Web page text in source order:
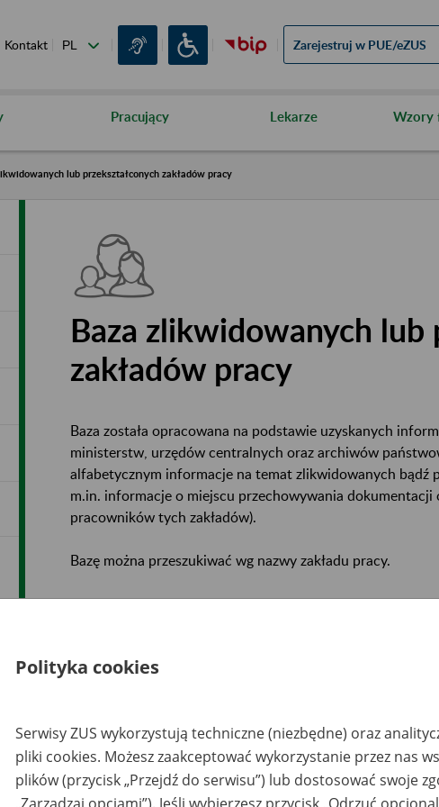
Kontakt Zarejestruj w PUE/eZUS
Pracujący Lekarze Wzory
lub przekształconych zakładów pracy
Baza zlikwidowanych lub
zakładów pracy
Baza została opracowana na podstawie uzyskanych
ministerstw, urzędów centralnych oraz archiwów
alfabetycznym informacje na temat zlikwidowanych bądź
m.in. informacje o miejscu przechowywania dokumentacji
pracowników tych zakładów).
Bazę można przeszukiwać wg nazwy zakładu pracy.
Uwagi można przesyłać poprzez formularz umieszczony
Ukryj wszystkie pozycje bazy
Polityka cookies
Serwisy ZUS wykorzystują techniczne (niezbędne) oraz
pliki cookies. Możesz zaakceptować wykorzystanie przez nas
plików (przycisk „Przejdź do serwisu”) lub dostosować swoje
„Zarządzaj opcjami”). Jeśli wybierzesz przycisk „Odrzuć